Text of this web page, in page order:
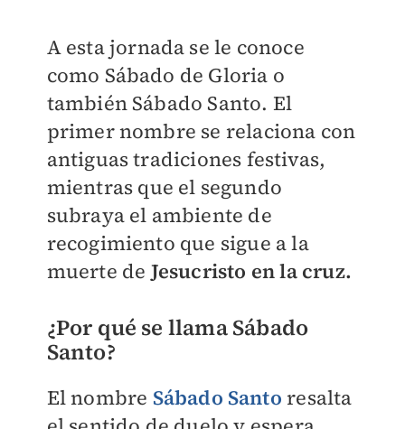
A esta jornada se le conoce
como Sábado de Gloria o
también Sábado Santo. El
primer nombre se relaciona con
antiguas tradiciones festivas,
mientras que el segundo
subraya el ambiente de
recogimiento que sigue a la
muerte de Jesucristo en la cruz.
¿Por qué se llama Sábado
Santo?
El nombre Sábado Santo resalta